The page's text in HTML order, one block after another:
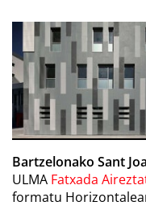
Bartzelonako Sant
ULMA Fatxada
formatu